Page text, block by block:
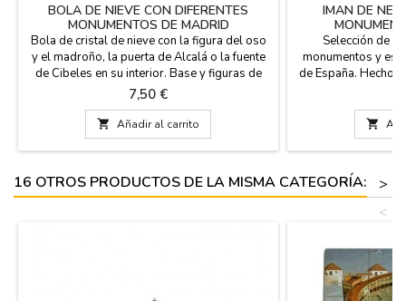
BOLA DE NIEVE CON DIFERENTES
MONUMENTOS DE MADRID
Bola de cristal de nieve con la figura del oso
y el madroño, la puerta de Alcalá o la fuente
de Cibeles en su interior. Base y figuras de
resina. Regalo ideal como recuerdo de su
paso por Madrid. Medidas: Pequeña 4,5 cm
de diámetro x 6 cm de altura Grande 8 cm de
diámetro (base) x 9 cm de altura x 6.5 cm
diam.
Precio
7,50 €
 Añadir al carrito
IMAN DE
Selección de
monumentos y
de España.
monumentos
Oso y el
Palacio Real,

16 OTROS PRODUCTOS DE LA MISMA CATEGORÍA:
>
<